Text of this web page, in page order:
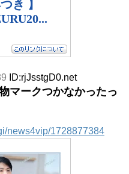
ID:rjJsstgD0.net
マークつかなかったっ
news4vip/1728877384